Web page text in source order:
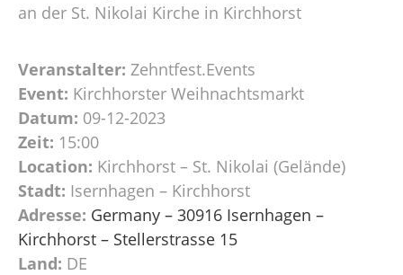
an der St. Nikolai Kirche in Kirchhorst
Veranstalter: Zehntfest.Events
Event: Kirchhorster Weihnachtsmarkt
Datum: 09-12-2023
Zeit: 15:00
Location: Kirchhorst – St. Nikolai (Gelände)
Stadt: Isernhagen – Kirchhorst
Adresse: Germany – 30916 Isernhagen –
Kirchhorst – Stellerstrasse 15
Land: DE